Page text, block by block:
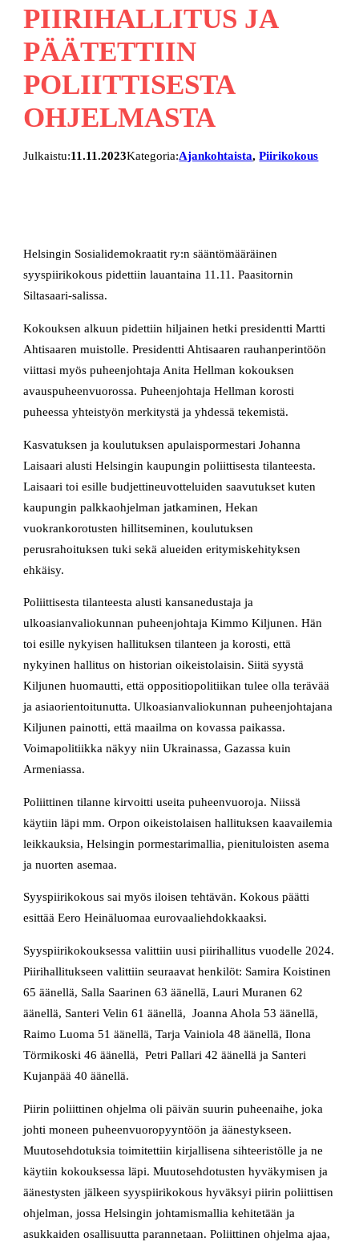
PIIRIHALLITUS JA
PÄÄTETTIIN
POLIITTISESTA
OHJELMASTA
Julkaistu:11.11.2023Kategoria:Ajankohtaista, Piirikokous
Helsingin Sosialidemokraatit ry:n sääntömääräinen
syyspiirikokous pidettiin lauantaina 11.11. Paasitornin
Siltasaari-salissa.
Kokouksen alkuun pidettiin hiljainen hetki presidentti Martti
Ahtisaaren muistolle. Presidentti Ahtisaaren rauhanperintöön
viittasi myös puheenjohtaja Anita Hellman kokouksen
avauspuheenvuorossa. Puheenjohtaja Hellman korosti
puheessa yhteistyön merkitystä ja yhdessä tekemistä.
Kasvatuksen ja koulutuksen apulaispormestari Johanna
Laisaari alusti Helsingin kaupungin poliittisesta tilanteesta.
Laisaari toi esille budjettineuvotteluiden saavutukset kuten
kaupungin palkkaohjelman jatkaminen, Hekan
vuokrankorotusten hillitseminen, koulutuksen
perusrahoituksen tuki sekä alueiden eritymiskehityksen
ehkäisy.
Poliittisesta tilanteesta alusti kansanedustaja ja
ulkoasianvaliokunnan puheenjohtaja Kimmo Kiljunen. Hän
toi esille nykyisen hallituksen tilanteen ja korosti, että
nykyinen hallitus on historian oikeistolaisin. Siitä syystä
Kiljunen huomautti, että oppositiopolitiikan tulee olla terävää
ja asiaorientoitunutta. Ulkoasianvaliokunnan puheenjohtajana
Kiljunen painotti, että maailma on kovassa paikassa.
Voimapolitiikka näkyy niin Ukrainassa, Gazassa kuin
Armeniassa.
Poliittinen tilanne kirvoitti useita puheenvuoroja. Niissä
käytiin läpi mm. Orpon oikeistolaisen hallituksen kaavailemia
leikkauksia, Helsingin pormestarimallia, pienituloisten asema
ja nuorten asemaa.
Syyspiirikokous sai myös iloisen tehtävän. Kokous päätti
esittää Eero Heinäluomaa eurovaaliehdokkaaksi.
Syyspiirikokouksessa valittiin uusi piirihallitus vuodelle 2024.
Piirihallitukseen valittiin seuraavat henkilöt: Samira Koistinen
65 äänellä, Salla Saarinen 63 äänellä, Lauri Muranen 62
äänellä, Santeri Velin 61 äänellä, Joanna Ahola 53 äänellä,
Raimo Luoma 51 äänellä, Tarja Vainiola 48 äänellä, Ilona
Törmikoski 46 äänellä, Petri Pallari 42 äänellä ja Santeri
Kujanpää 40 äänellä.
Piirin poliittinen ohjelma oli päivän suurin puheenaihe, joka
johti moneen puheenvuoropyyntöön ja äänestykseen.
Muutosehdotuksia toimitettiin kirjallisena sihteeristölle ja ne
käytiin kokouksessa läpi. Muutosehdotusten hyväkymisen ja
äänestysten jälkeen syyspiirikokous hyväksyi piirin poliittisen
ohjelman, jossa Helsingin johtamismallia kehitetään ja
asukkaiden osallisuutta parannetaan. Poliittinen ohjelma ajaa,